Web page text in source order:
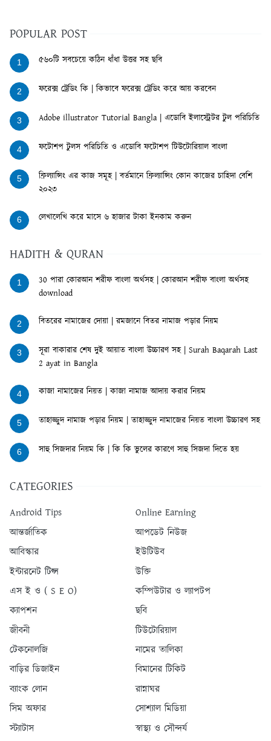
POPULAR POST
1 ৫৬০টি সবচেয়ে কঠিন ধাঁধা উত্তর সহ ছবি
2 ফরেক্স ট্রেডিং কি | কিভাবে ফরেক্স ট্রেডিং করে আয় করবেন
3 Adobe illustrator Tutorial Bangla | এডোবি ইলাস্ট্রেটর টুল পরিচিতি
4 ফটোশপ টুলস পরিচিতি ও এডোবি ফটোশপ টিউটোরিয়াল বাংলা
5
ফ্রিল্যান্সিং এর কাজ সমূহ | বর্তমানে ফ্রিল্যান্সিং কোন কাজের চাহিদা বেশি
২০২৩
6 লেখালেখি করে মাসে ৬ হাজার টাকা ইনকাম করুন
HADITH & QURAN
1
30 পারা কোরআন শরীফ বাংলা অর্থসহ | কোরআন শরীফ বাংলা অর্থসহ
download
2 বিতরের নামাজের দোয়া | রমজানে বিতর নামাজ পড়ার নিয়ম
3
সূরা বাকারার শেষ দুই আয়াত বাংলা উচ্চারণ সহ | Surah Baqarah Last
2 ayat in Bangla
4 কাজা নামাজের নিয়ত | কাজা নামাজ আদায় করার নিয়ম
5 তাহাজ্জুদ নামাজ পড়ার নিয়ম | তাহাজ্জুদ নামাজের নিয়ত বাংলা উচ্চারণ সহ
6 সাহু সিজদার নিয়ম কি | কি কি ভুলের কারণে সাহু সিজদা দিতে হয়
CATEGORIES
Android Tips
Online Earning
আন্তর্জাতিক
আপডেট নিউজ
আবিস্কার
ইউটিউব
ইন্টারনেট টিপ্স
উক্তি
এস ই ও ( S E O)
কম্পিউটার ও ল্যাপটপ
ক্যাপশন
ছবি
জীবনী
টিউটোরিয়াল
টেকনোলজি
নামের তালিকা
বাড়ির ডিজাইন
বিমানের টিকিট
ব্যাংক লোন
রান্নাঘর
সিম অফার
সোশ্যাল মিডিয়া
স্ট্যাটাস
স্বাস্থ্য ও সৌন্দর্য